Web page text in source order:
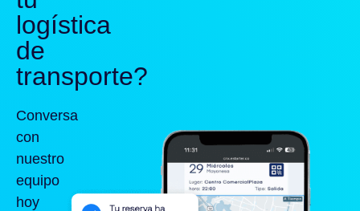
logística
de
transporte?
Conversa
con
nuestro
equipo
hoy